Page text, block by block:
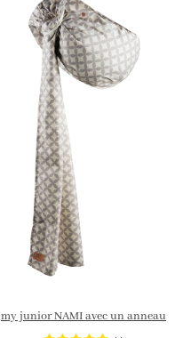
my junior NAMI avec un anneau